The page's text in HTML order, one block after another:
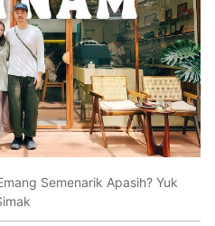
Semenarik Apasih? Yuk